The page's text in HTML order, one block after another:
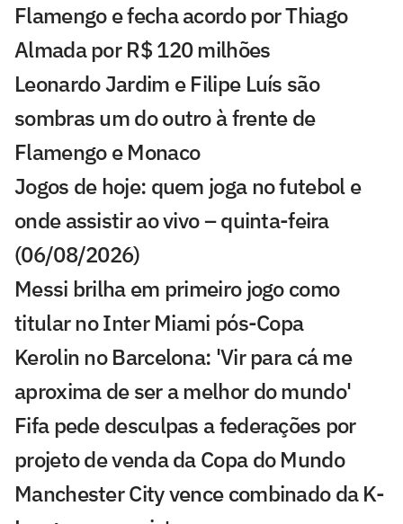
Flamengo e fecha acordo por Thiago
Almada por R$ 120 milhões
Leonardo Jardim e Filipe Luís são
sombras um do outro à frente de
Flamengo e Monaco
Jogos de hoje: quem joga no futebol e
onde assistir ao vivo – quinta-feira
(06/08/2026)
Messi brilha em primeiro jogo como
titular no Inter Miami pós-Copa
Kerolin no Barcelona: 'Vir para cá me
aproxima de ser a melhor do mundo'
Fifa pede desculpas a federações por
projeto de venda da Copa do Mundo
Manchester City vence combinado da K-